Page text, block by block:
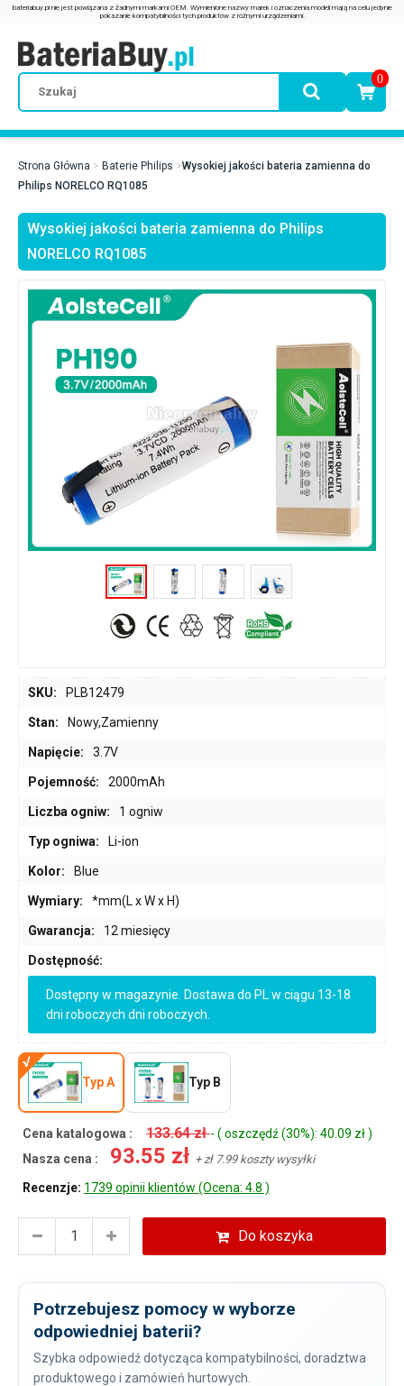
0
Strona Główna Baterie Philips
Wysokiej jakości bateria zamienna do
Philips NORELCO RQ1085
Wysokiej jakości bateria zamienna do Philips
NORELCO RQ1085
SKU: PLB12479
Stan: Nowy,Zamienny
Napięcie: 3.7V
Pojemność: 2000mAh
Liczba ogniw: 1 ogniw
Typ ogniwa: Li-ion
Kolor: Blue
Wymiary: *mm(L x W x H)
Gwarancja: 12 miesięcy
Dostępność:
Dostępny w magazynie. Dostawa do PL w ciągu 13-18
dni roboczych dni roboczych.
Typ A Typ B
Cena katalogowa : 133.64 zł- ( oszczędź (30%): 40.09 zł )
Nasza cena :
93.55 zł + zł 7.99 koszty wysyłki
Recenzje: 1739 opinii klientów (Ocena: 4.8 )
Do koszyka
Potrzebujesz pomocy w wyborze
odpowiedniej baterii?
Szybka odpowiedź dotycząca kompatybilności, doradztwa
produktowego i zamówień hurtowych.